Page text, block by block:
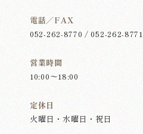
電話／FAX
052-262-8770 / 052-262-8771
営業時間
10:00～18:00
定休日
火曜日・水曜日・祝日